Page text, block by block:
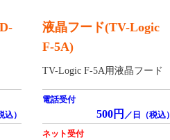
込）
液晶フード(TV-Logic
F-5A)
TV-Logic F-5A用液晶フード
電話受付
500円 ／日（税込）
ネット受付